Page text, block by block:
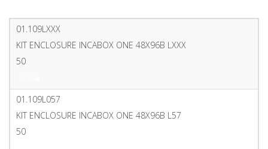
01.109LXXX
KIT ENCLOSURE INCABOX ONE 48X96B LXXX
50
01.109L057
KIT ENCLOSURE INCABOX ONE 48X96B L57
50